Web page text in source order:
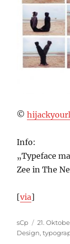
©
Info:
„Typeface
Zee in The
[via]
Autor
sCp
am
21.
Design,